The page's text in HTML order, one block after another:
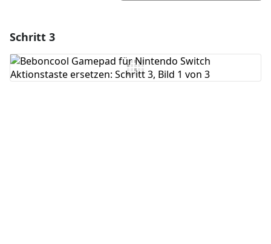
Kommentar hinzufügen
Schritt 3